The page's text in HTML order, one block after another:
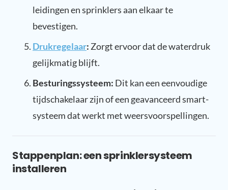
leidingen en sprinklers aan elkaar te
bevestigen.
Drukregelaar: Zorgt ervoor dat de waterdruk
gelijkmatig blijft.
Besturingssysteem: Dit kan een eenvoudige
tijdschakelaar zijn of een geavanceerd smart-
systeem dat werkt met weersvoorspellingen.
Stappenplan: een sprinklersysteem
installeren